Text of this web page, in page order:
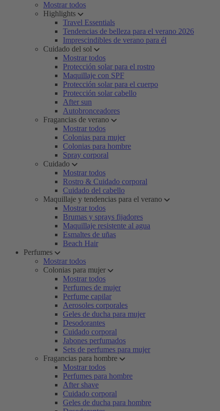
Mostrar todos
Highlights
Travel Essentials
Tendencias de belleza para el verano 2026
Imprescindibles de verano para él
Cuidado del sol
Mostrar todos
Protección solar para el rostro
Maquillaje con SPF
Protección solar para el cuerpo
Protección solar cabello
After sun
Autobronceadores
Fragancias de verano
Mostrar todos
Colonias para mujer
Colonias para hombre
Spray corporal
Cuidado
Mostrar todos
Rostro & Cuidado corporal
Cuidado del cabello
Maquillaje y tendencias para el verano
Mostrar todos
Brumas y sprays fijadores
Maquillaje resistente al agua
Esmaltes de uñas
Beach Hair
Perfumes
Mostrar todos
Colonias para mujer
Mostrar todos
Perfumes de mujer
Perfume capilar
Aerosoles corporales
Geles de ducha para mujer
Desodorantes
Cuidado corporal
Jabones perfumados
Sets de perfumes para mujer
Fragancias para hombre
Mostrar todos
Perfumes para hombre
After shave
Cuidado corporal
Geles de ducha para hombre